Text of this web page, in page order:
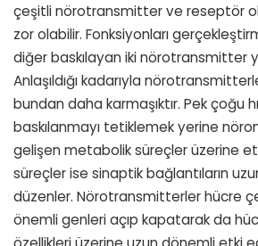
çeşitli nörotransmitter ve reseptör
zor olabilir. Fonksiyonları
diğer baskılayan iki nörotransmitter
Anlaşıldığı kadarıyla
bundan daha karmaşıktır. Pek çoğu
baskılanmayı tetiklemek yerine
gelişen metabolik süreçler üzerine
süreçler ise sinaptik bağlantıların
düzenler. Nörotransmitterler hücre
önemli genleri açıp kapatarak da